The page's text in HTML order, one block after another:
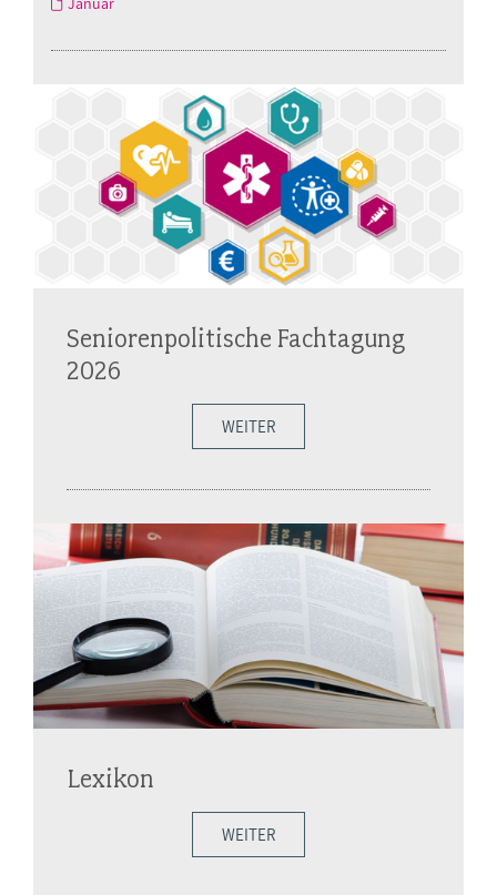
Seniorenpolitische Fachtagung
2026
WEITER
Lexikon
WEITER